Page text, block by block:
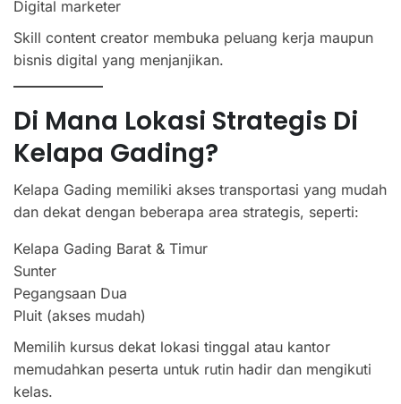
Digital marketer
Skill content creator membuka peluang kerja maupun
bisnis digital yang menjanjikan.
Di Mana Lokasi Strategis Di
Kelapa Gading?
Kelapa Gading memiliki akses transportasi yang mudah
dan dekat dengan beberapa area strategis, seperti:
Kelapa Gading Barat & Timur
Sunter
Pegangsaan Dua
Pluit (akses mudah)
Memilih kursus dekat lokasi tinggal atau kantor
memudahkan peserta untuk rutin hadir dan mengikuti
kelas.